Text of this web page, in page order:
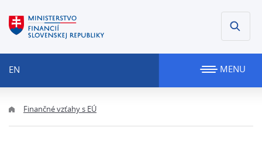
EN MENU
Finančné vzťahy s EÚ